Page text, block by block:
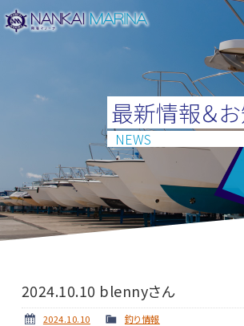
最新情報＆
NEWS
2024.10.10 blennyさん
2024.10.10 釣り情報